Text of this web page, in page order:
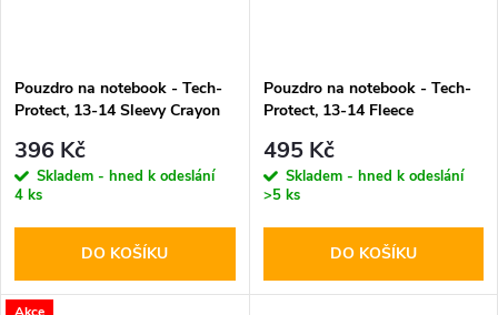
Pouzdro na notebook - Tech-
Protect, 13-14 Sleevy Crayon
396 Kč
Skladem - hned k odeslání
4 ks
DO KOŠÍKU
Pouzdro na notebook - Tech-
Protect, 13-14 Fleece
495 Kč
Skladem - hned k odeslání
>5 ks
DO KOŠÍKU